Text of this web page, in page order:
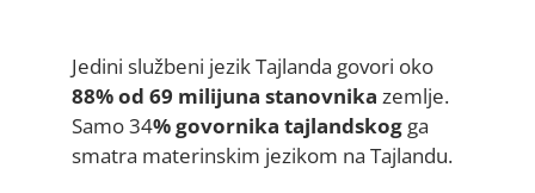
Jedini službeni jezik Tajlanda govori oko
88% od 69 milijuna stanovnika zemlje.
Samo 34% govornika tajlandskog ga
smatra materinskim jezikom na Tajlandu.